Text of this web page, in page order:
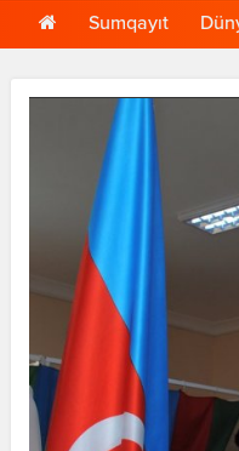
Ana
Səhifə
Sumqayıt